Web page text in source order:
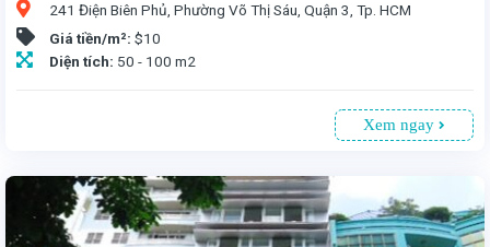
241 Điện Biên Phủ, Phường Võ Thị Sáu, Quận 3, Tp. HCM
Giá tiền/m²: $10
Diện tích: 50 - 100 m2
Xem ngay